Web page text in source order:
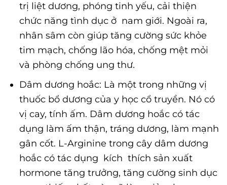
trị liệt dương, phóng tinh yếu, cải thiện
chức năng tình dục ở nam giới. Ngoài ra,
nhân sâm còn giúp tăng cường sức khỏe
tim mạch, chống lão hóa, chống mệt mỏi
và phòng chống ung thư.
Dâm dương hoắc: Là một trong những vị
thuốc bổ dương của y học cổ truyền. Nó có
vị cay, tính ấm. Dâm dương hoắc có tác
dụng làm ấm thận, tráng dương, làm mạnh
gân cốt. L-Arginine trong cây dâm dương
hoắc có tác dụng kích thích sản xuất
hormone tăng trưởng, tăng cường sinh dục